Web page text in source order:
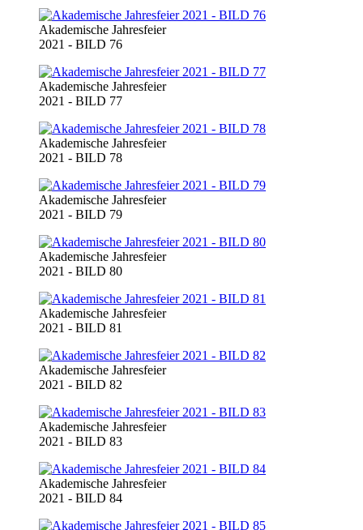
Akademische Jahresfeier
2021 - BILD 76
Akademische Jahresfeier
2021 - BILD 77
Akademische Jahresfeier
2021 - BILD 78
Akademische Jahresfeier
2021 - BILD 79
Akademische Jahresfeier
2021 - BILD 80
Akademische Jahresfeier
2021 - BILD 81
Akademische Jahresfeier
2021 - BILD 82
Akademische Jahresfeier
2021 - BILD 83
Akademische Jahresfeier
2021 - BILD 84